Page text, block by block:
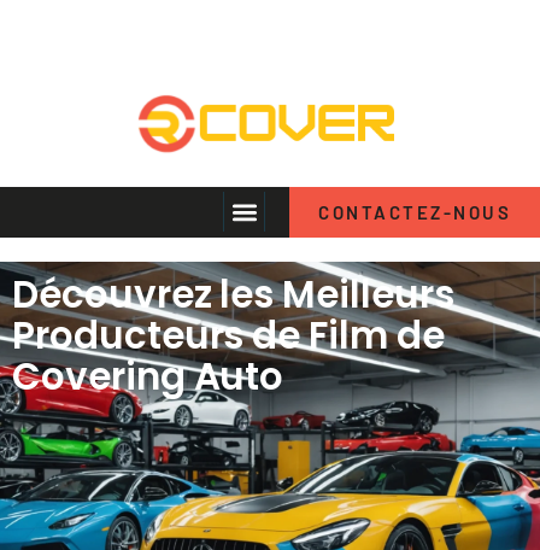
CONTACTEZ-NOUS
Découvrez les Meilleurs
Producteurs de Film de
Covering Auto